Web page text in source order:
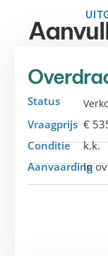
Status
Vraagprijs €
Conditie
k.k.
Aanvaarding
In